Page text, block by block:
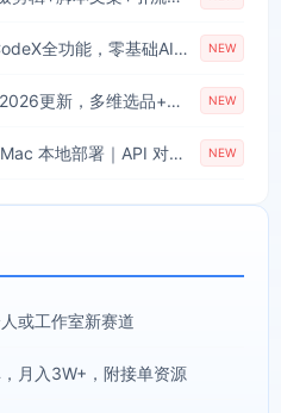
CodeX从0到1实战课，吃透CodeX全功能，零基础AI开发实战，从部署到高阶项目一键落地 NEW
2026亚马逊实战通关特训营-2026更新，多维选品+渐进式打法+AI应用，从0到1打造盈利店铺 NEW
AI CodeX实战课｜Windows/Mac 本地部署｜API 对接调通｜Skill 自制｜漫剧剪辑｜网站 VR 项目｜AI项目落地全教程 NEW
或工作室新赛道
月入3W+，附接单资源